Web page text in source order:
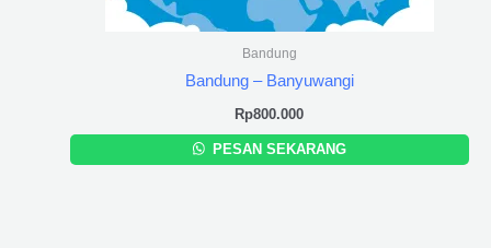
Bandung
Bandung – Banyuwangi
Rp800.000
PESAN SEKARANG